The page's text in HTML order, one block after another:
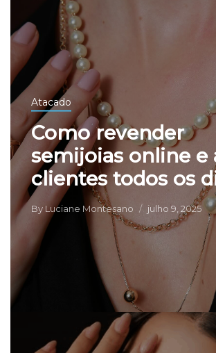
Atacado
Como revender
semijoias online e
clientes todos os
By Luciane Montesano julho 9, 2025